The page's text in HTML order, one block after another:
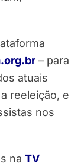
– para
atuais
reeleição, e
nos
na TV